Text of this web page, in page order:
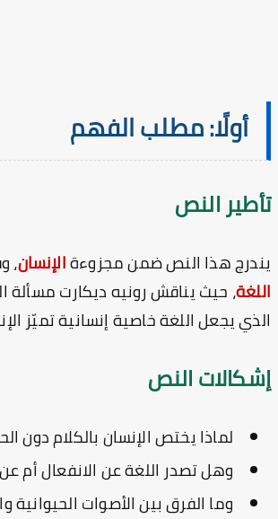
أولًا: مطلب الفهم
النص
هذا النص ضمن مجزوءةالإنسان،
، حيث يناقش رونيه ديكارت مسألة
يجعل اللغة خاصية إنسانية تميّز
النص
لماذا يختص الإنسان بالكلام دون
وهل تصدر اللغة عن الانفعال أم عن
وما الفرق بين الأصوات الحيوانية